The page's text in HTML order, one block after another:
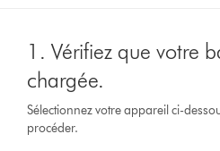
1. Vérifiez que votre
chargée.
Sélectionnez votre appareil ci-
procéder.